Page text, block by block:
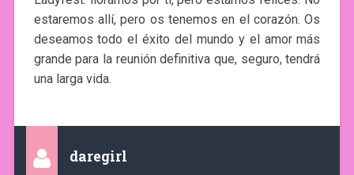
estaremos allí, pero os tenemos en el corazón. Os
deseamos todo el éxito del mundo y el amor más
grande para la reunión definitiva que, seguro, tendrá
una larga vida.
daregirl